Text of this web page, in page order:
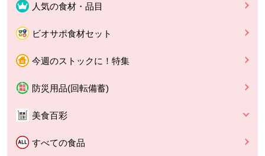
人気の食材・品目
ビオサポ食材セット
今週のストックに！特集
防災用品(回転備蓄)
美食百彩
すべての食品